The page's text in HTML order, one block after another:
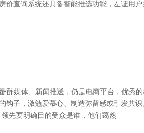
价查询系统还具备智能推选功能，左证用
媒体、新闻推送，仍是电商平台，优秀
子，激勉爱慕心、制造弥留感或引发共
先要明确目的受众是谁，他们蔼然